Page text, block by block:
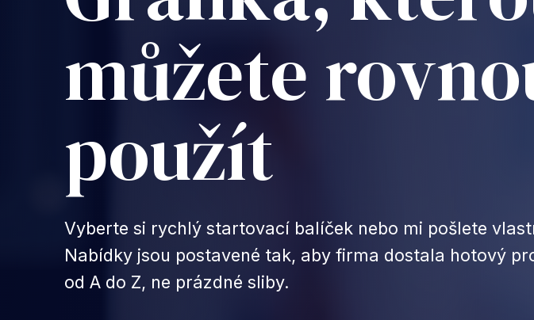
můžete
použít
Vyberte si rychlý startovací balíček nebo mi pošlete
Nabídky jsou postavené tak, aby firma dostala hotový
od A do Z, ne prázdné sliby.